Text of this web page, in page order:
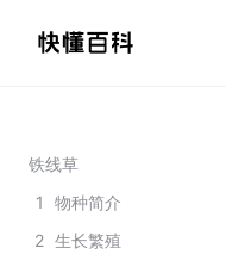
铁线草
1
物种简介
2 生长繁殖